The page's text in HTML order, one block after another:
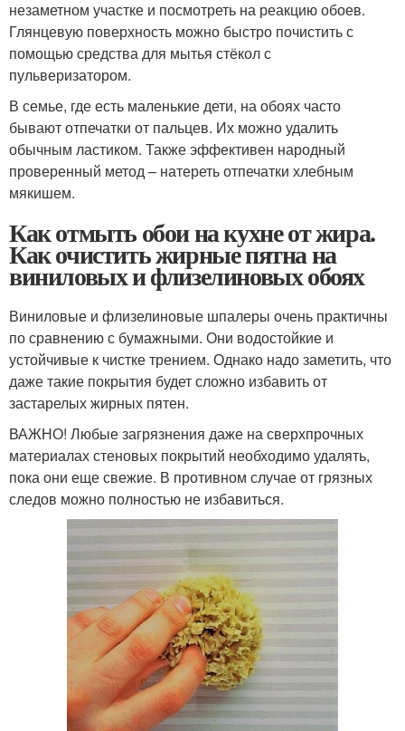
незаметном участке и посмотреть на реакцию обоев.
Глянцевую поверхность можно быстро почистить с
помощью средства для мытья стёкол с
пульверизатором.
В семье, где есть маленькие дети, на обоях часто
бывают отпечатки от пальцев. Их можно удалить
обычным ластиком. Также эффективен народный
проверенный метод – натереть отпечатки хлебным
мякишем.
Как отмыть обои на кухне от жира.
Как очистить жирные пятна на
виниловых и флизелиновых обоях
Виниловые и флизелиновые шпалеры очень практичны
по сравнению с бумажными. Они водостойкие и
устойчивые к чистке трением. Однако надо заметить, что
даже такие покрытия будет сложно избавить от
застарелых жирных пятен.
ВАЖНО! Любые загрязнения даже на сверхпрочных
материалах стеновых покрытий необходимо удалять,
пока они еще свежие. В противном случае от грязных
следов можно полностью не избавиться.